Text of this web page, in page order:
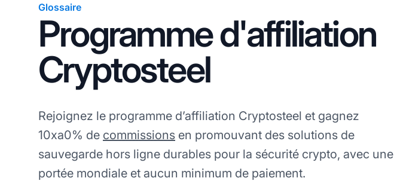
Glossaire
Programme d'affiliation
Cryptosteel
Rejoignez le programme d’affiliation Cryptosteel et gagnez
10xa0% de commissions en promouvant des solutions de
sauvegarde hors ligne durables pour la sécurité crypto, avec une
portée mondiale et aucun minimum de paiement.